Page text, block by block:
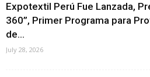
Expotextil Perú Fue Lanzada,
360”, Primer Programa para
de...
July 28, 2026